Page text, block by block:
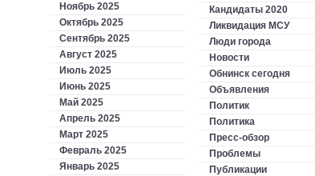
Ноябрь 2025
Октябрь 2025
Сентябрь 2025
Август 2025
Июль 2025
Июнь 2025
Май 2025
Апрель 2025
Март 2025
Февраль 2025
Январь 2025
Кандидаты 2020
Ликвидация МСУ
Люди города
Новости
Обнинск сегодня
Объявления
Политик
Политика
Пресс-обзор
Проблемы
Публикации